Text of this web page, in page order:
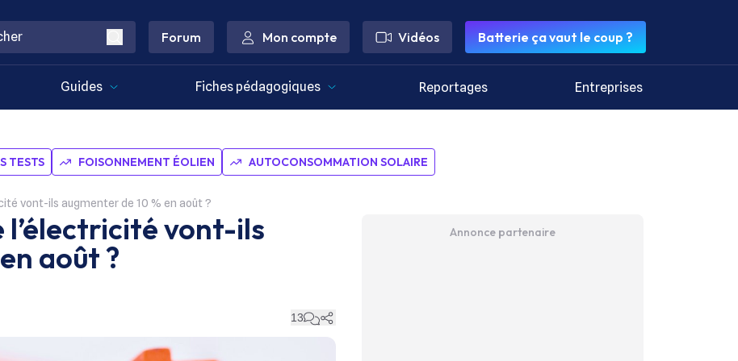
Forum Mon compte Vidéos Batterie ça vaut le coup ?
Guides Fiches pédagogiques Reportages Entreprises
TESTS FOISONNEMENT ÉOLIEN AUTOCONSOMMATION SOLAIRE
vont-ils augmenter de 10 % en août ?
l’électricité vont-ils
août ?
13
Annonce partenaire